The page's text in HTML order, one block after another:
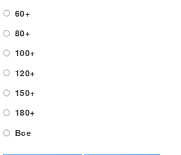
60+
80+
100+
120+
150+
180+
Все